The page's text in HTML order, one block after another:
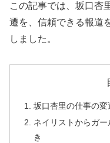
この記事では、坂口杏
遷を、信頼できる報道
しました。
坂口杏里の仕事の
ネイリストからガ
き